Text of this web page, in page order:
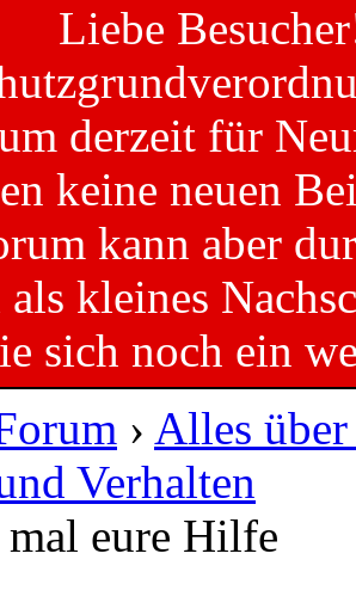
Liebe
derzeit für
keine neuen
kann aber
kleines
sich noch ein
› Alles
Verhalten
mal eure Hilfe